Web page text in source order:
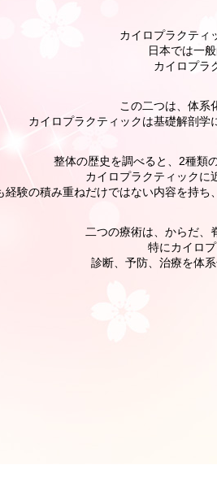
カイロプラクティ
日本では一
カイロプラ
この二つは、体系
カイロプラクティックは基礎解剖学
整体の歴史を調べると、2種類
カイロプラクティックに
経験の積み重ねだけではない内容を持ち
二つの療術は、からだ、
特にカイロ
診断、予防、治療を体